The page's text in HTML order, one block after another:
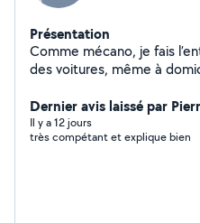
Présentation
Comme mécano, je fais
des voitures, même à
Dernier avis laissé par
Il y a 12 jours
très compétant et explique bien